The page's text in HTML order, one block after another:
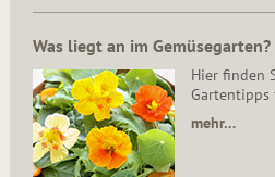
Was liegt an im Gemüsegarten?
Hier finden
Gartentipps
mehr…